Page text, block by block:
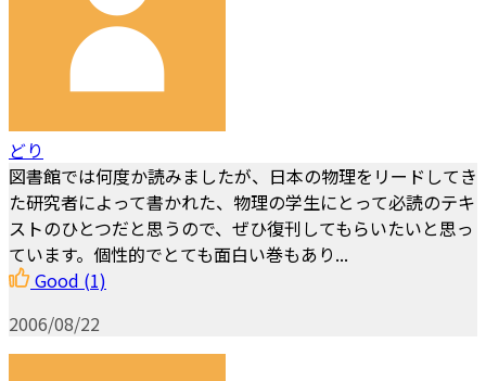
どり
図書館では何度か読みましたが、日本の物理をリードしてき
た研究者によって書かれた、物理の学生にとって必読のテキ
ストのひとつだと思うので、ぜひ復刊してもらいたいと思っ
ています。個性的でとても面白い巻もあり...
Good (1)
2006/08/22